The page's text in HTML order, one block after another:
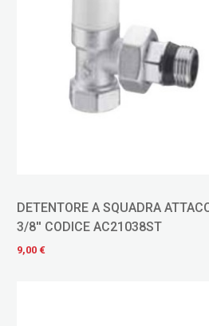
DETENTORE A SQUADRA
3/8'' CODICE AC21038ST
9,00 €